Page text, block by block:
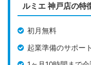
プランが豊富で、す
いるのがハーベスト
だけでなく個人でも
ルミエ 神戸店の特
初月無料
起業準備のサポー